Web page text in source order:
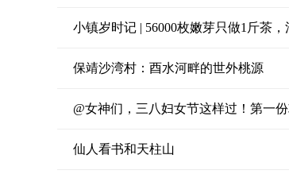
小镇岁时记 | 56000枚嫩芽只做1斤茶
保靖沙湾村：酉水河畔的世外桃源
@女神们，三八妇女节这样过！第一
仙人看书和天柱山